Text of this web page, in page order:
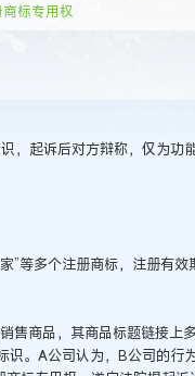
商标专用权
，起诉后对方辩称，仅为功
”等多个注册商标，注册有
商品，其商品标题链接上
识。A公司认为，B公司的